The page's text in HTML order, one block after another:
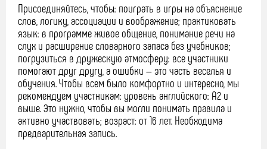
Присоединяйтесь, чтобы: поиграть в игры на объяснение
слов, логику, ассоциации и воображение; практиковать
язык: в программе живое общение, понимание речи на
слух и расширение словарного запаса без учебников;
погрузиться в дружескую атмосферу: все участники
помогают друг другу, а ошибки — это часть веселья и
обучения. Чтобы всем было комфортно и интересно, мы
рекомендуем участникам: уровень английского: A2 и
выше. Это нужно, чтобы вы могли понимать правила и
активно участвовать; возраст: от 16 лет. Необходима
предварительная запись.